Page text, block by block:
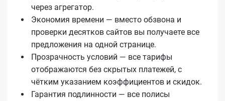
через агрегатор.
Экономия времени — вместо обзвона и
проверки десятков сайтов вы получаете все
предложения на одной странице.
Прозрачность условий — все тарифы
отображаются без скрытых платежей, с
чётким указанием коэффициентов и скидок.
Гарантия подлинности — все полисы